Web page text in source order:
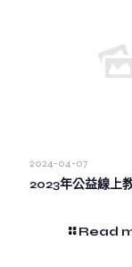
2024-04-07
2023年公益線上
Read